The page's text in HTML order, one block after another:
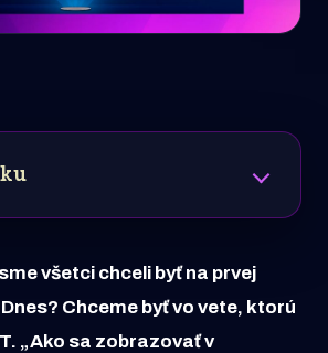
všetci chceli byť na prvej
Chceme byť vo vete, ktorú
„Ako sa zobrazovať v